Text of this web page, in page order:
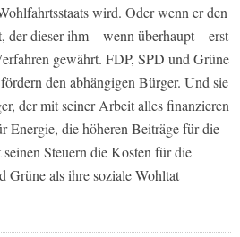
wird. Oder wenn er den
der dieser ihm – wenn überhaupt – erst
gewährt. FDP, SPD und Grüne
den abhängigen Bürger. Und sie
der mit seiner Arbeit alles finanzieren
Energie, die höheren Beiträge für die
Steuern die Kosten für die
Grüne als ihre soziale Wohltat